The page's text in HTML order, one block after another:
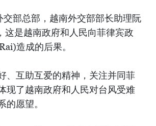
部总部，越南外交部部长助理阮
是越南政府和人民向菲律宾政
造成的后果。
、互助互爱的精神，关注并同菲
现了越南政府和人民对台风受难
愿望。